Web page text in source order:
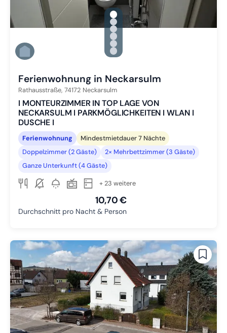
gallery.slide_selector
Zu Slide 1 wechseln
Zu Slide 2 wechseln
Zu Slide 3 wechseln
Zu Slide 4 wechseln
Zu Slide 5 wechseln
Zu Slide 6 wechseln
Ferienwohnung in Neckarsulm
Rathausstraße, 74172 Neckarsulm
I MONTEURZIMMER IN TOP LAGE VON
NECKARSULM I PARKMÖGLICHKEITEN I WLAN I
DUSCHE I
Ferienwohnung
Mindestmietdauer 7 Nächte
Doppelzimmer (2 Gäste)
2× Mehrbettzimmer (3 Gäste)
Ganze Unterkunft (4 Gäste)
+ 23 weitere
10,70 €
Durchschnitt pro Nacht & Person